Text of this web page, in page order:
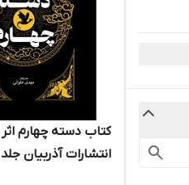
کتاب دسته چهارم
انتشارات آذربیان